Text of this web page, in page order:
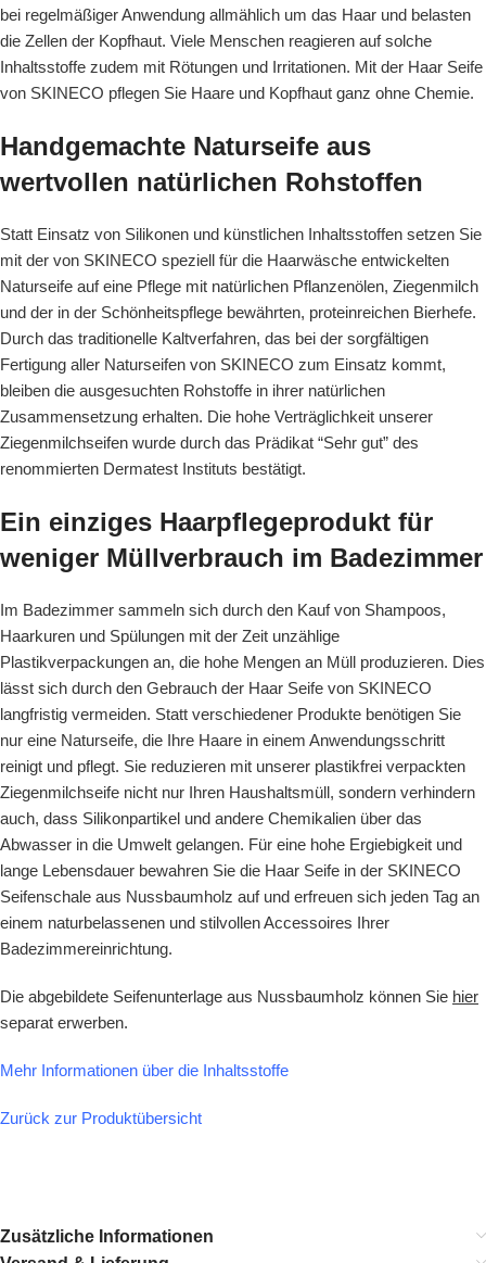
bei regelmäßiger Anwendung allmählich um das Haar und belasten
die Zellen der Kopfhaut. Viele Menschen reagieren auf solche
Inhaltsstoffe zudem mit Rötungen und Irritationen. Mit der Haar Seife
von SKINECO pflegen Sie Haare und Kopfhaut ganz ohne Chemie.
Handgemachte Naturseife aus
wertvollen natürlichen Rohstoffen
Statt Einsatz von Silikonen und künstlichen Inhaltsstoffen setzen Sie
mit der von SKINECO speziell für die Haarwäsche entwickelten
Naturseife auf eine Pflege mit natürlichen Pflanzenölen, Ziegenmilch
und der in der Schönheitspflege bewährten, proteinreichen Bierhefe.
Durch das traditionelle Kaltverfahren, das bei der sorgfältigen
Fertigung aller Naturseifen von SKINECO zum Einsatz kommt,
bleiben die ausgesuchten Rohstoffe in ihrer natürlichen
Zusammensetzung erhalten. Die hohe Verträglichkeit unserer
Ziegenmilchseifen wurde durch das Prädikat “Sehr gut” des
renommierten Dermatest Instituts bestätigt.
Ein einziges Haarpflegeprodukt für
weniger Müllverbrauch im Badezimmer
Im Badezimmer sammeln sich durch den Kauf von Shampoos,
Haarkuren und Spülungen mit der Zeit unzählige
Plastikverpackungen an, die hohe Mengen an Müll produzieren. Dies
lässt sich durch den Gebrauch der Haar Seife von SKINECO
langfristig vermeiden. Statt verschiedener Produkte benötigen Sie
nur eine Naturseife, die Ihre Haare in einem Anwendungsschritt
reinigt und pflegt. Sie reduzieren mit unserer plastikfrei verpackten
Ziegenmilchseife nicht nur Ihren Haushaltsmüll, sondern verhindern
auch, dass Silikonpartikel und andere Chemikalien über das
Abwasser in die Umwelt gelangen. Für eine hohe Ergiebigkeit und
lange Lebensdauer bewahren Sie die Haar Seife in der SKINECO
Seifenschale aus Nussbaumholz auf und erfreuen sich jeden Tag an
einem naturbelassenen und stilvollen Accessoires Ihrer
Badezimmereinrichtung.
Die abgebildete Seifenunterlage aus Nussbaumholz können Sie hier
separat erwerben.
Mehr Informationen über die Inhaltsstoffe
Zurück zur Produktübersicht
Zusätzliche Informationen